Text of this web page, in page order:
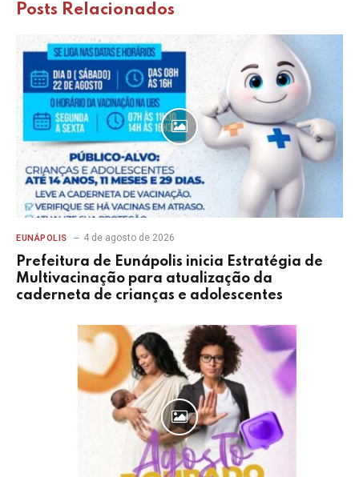
Posts Relacionados
EUNÁPOLIS 4 de agosto de 2026
Prefeitura de Eunápolis inicia Estratégia de
Multivacinação para atualização da
caderneta de crianças e adolescentes